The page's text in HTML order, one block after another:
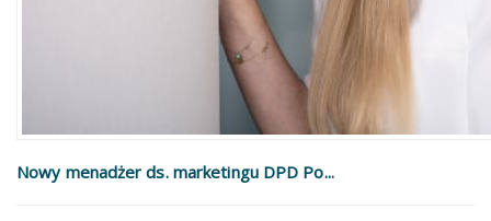
Nowy menadżer ds. marketingu DPD Po...